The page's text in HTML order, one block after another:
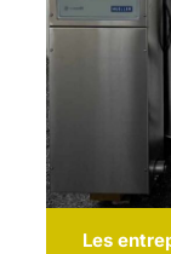
Les